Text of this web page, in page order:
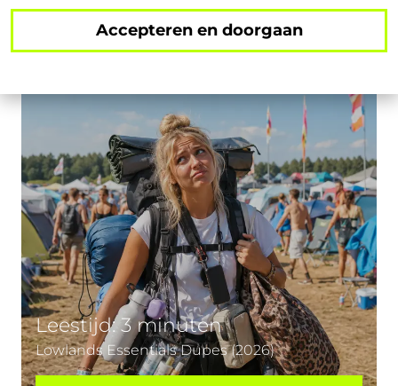
Accepteren en doorgaan
Lowlands Essentials Dupes (2026)
Leestijd: 3 minuten